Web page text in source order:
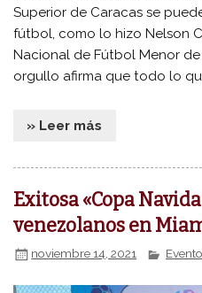
Superior de Caracas se
fútbol, como lo hizo Nelson
Nacional de Fútbol Menor
orgullo afirma que todo lo
» Leer más
Exitosa «Copa
venezolanos en
noviembre 14, 2021